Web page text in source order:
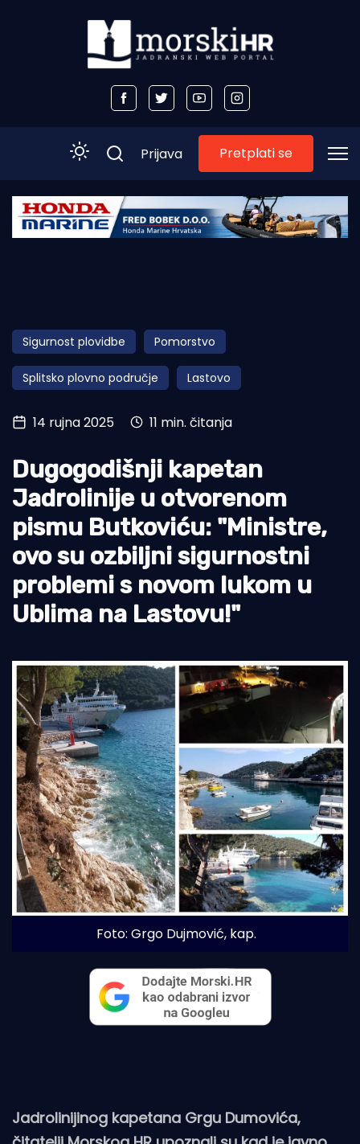
Početna
Obala
Otoci
Turizam i nautika
Pomorstvo
Ekologija
Tradicija i kultura
Prijava Pretplati se
Sigurnost plovidbe Pomorstvo
Splitsko plovno područje Lastovo
14 rujna 2025 11 min. čitanja
Dugogodišnji kapetan
Jadrolinije u otvorenom
pismu Butkoviću: "Ministre,
ovo su ozbiljni sigurnostni
problemi s novom lukom u
Ublima na Lastovu!"
Foto: Grgo Dujmović, kap.
Jadrolinijinog kapetana Grgu Dumovića,